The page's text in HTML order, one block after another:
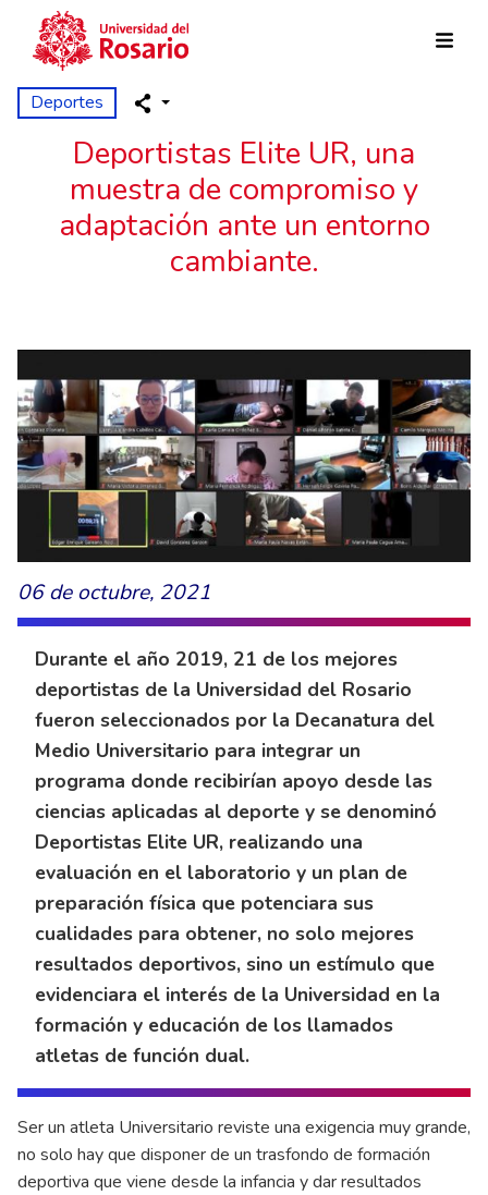
Pasar al contenido principal
Deportes
Deportistas Elite UR, una
muestra de compromiso y
adaptación ante un entorno
cambiante.
06 de octubre, 2021
Durante el año 2019, 21 de los mejores
deportistas de la Universidad del Rosario
fueron seleccionados por la Decanatura del
Medio Universitario para integrar un
programa donde recibirían apoyo desde las
ciencias aplicadas al deporte y se denominó
Deportistas Elite UR, realizando una
evaluación en el laboratorio y un plan de
preparación física que potenciara sus
cualidades para obtener, no solo mejores
resultados deportivos, sino un estímulo que
evidenciara el interés de la Universidad en la
formación y educación de los llamados
atletas de función dual.
Ser un atleta Universitario reviste una exigencia muy grande,
no solo hay que disponer de un trasfondo de formación
deportiva que viene desde la infancia y dar resultados